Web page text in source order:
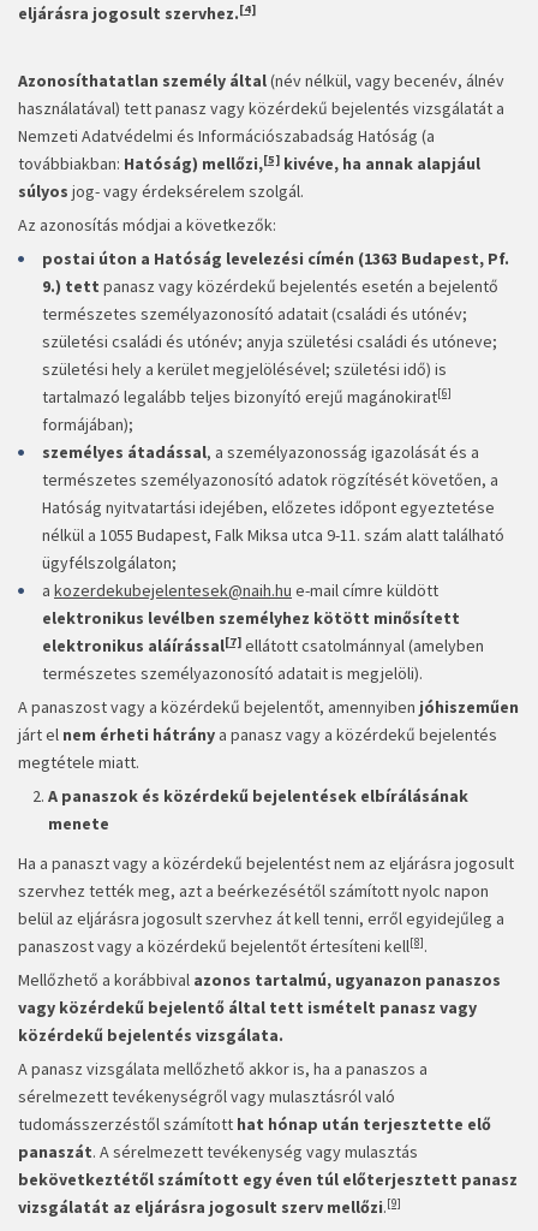
eljárásra jogosult szervhez.[4]
Azonosíthatatlan személy által(név nélkül, vagy becenév, álnév
használatával) tett panasz vagy közérdekű bejelentés vizsgálatát a
Nemzeti Adatvédelmi és Információszabadság Hatóság (a
továbbiakban: Hatóság) mellőzi,[5] kivéve, ha annak alapjául
súlyos jog- vagy érdeksérelem szolgál.
Az azonosítás módjai a következők:
postai úton a Hatóság levelezési címén (1363 Budapest, Pf.
9.) tett panasz vagy közérdekű bejelentés esetén a bejelentő
természetes személyazonosító adatait (családi és utónév;
születési családi és utónév; anyja születési családi és utóneve;
születési hely a kerület megjelölésével; születési idő) is
tartalmazó legalább teljes bizonyító erejű magánokirat[6]
formájában);
személyes átadással, a személyazonosság igazolását és a
természetes személyazonosító adatok rögzítését követően, a
Hatóság nyitvatartási idejében, előzetes időpont egyeztetése
nélkül a 1055 Budapest, Falk Miksa utca 9-11. szám alatt található
ügyfélszolgálaton;
a kozerdekubejelentesek@naih.hu e-mail címre küldött
elektronikus levélben személyhez kötött minősített
elektronikus aláírással[7] ellátott csatolmánnyal (amelyben
természetes személyazonosító adatait is megjelöli).
A panaszost vagy a közérdekű bejelentőt, amennyiben jóhiszeműen
járt el nem érheti hátrány a panasz vagy a közérdekű bejelentés
megtétele miatt.
A panaszok és közérdekű bejelentések elbírálásának
menete
Ha a panaszt vagy a közérdekű bejelentést nem az eljárásra jogosult
szervhez tették meg, azt a beérkezésétől számított nyolc napon
belül az eljárásra jogosult szervhez át kell tenni, erről egyidejűleg a
panaszost vagy a közérdekű bejelentőt értesíteni kell[8].
Mellőzhető a korábbival azonos tartalmú, ugyanazon panaszos
vagy közérdekű bejelentő által tett ismételt panasz vagy
közérdekű bejelentés vizsgálata.
A panasz vizsgálata mellőzhető akkor is, ha a panaszos a
sérelmezett tevékenységről vagy mulasztásról való
tudomásszerzéstől számított hat hónap után terjesztette elő
panaszát. A sérelmezett tevékenység vagy mulasztás
bekövetkeztétől számított egy éven túl előterjesztett panasz
vizsgálatát az eljárásra jogosult szerv mellőzi.[9]